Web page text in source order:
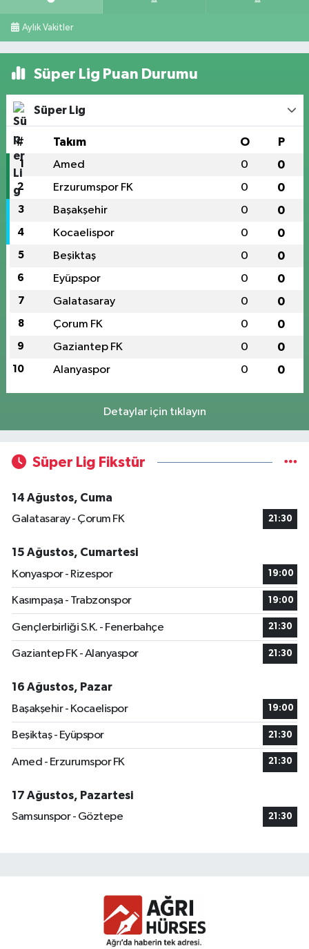
Aylık Vakitler
Süper Lig Puan Durumu
Süper Lig
# Takım O P
1 Amed 0 0
2 Erzurumspor FK 0 0
3 Başakşehir 0 0
4 Kocaelispor 0 0
5 Beşiktaş 0 0
6 Eyüpspor 0 0
7 Galatasaray 0 0
8 Çorum FK 0 0
9 Gaziantep FK 0 0
10 Alanyaspor 0 0
Detaylar için tıklayın
Süper Lig Fikstür
14 Ağustos, Cuma
Galatasaray - Çorum FK
21:30
15 Ağustos, Cumartesi
Konyaspor - Rizespor
19:00
Kasımpaşa - Trabzonspor 19:00
Gençlerbirliği S.K. - Fenerbahçe 21:30
Gaziantep FK - Alanyaspor 21:30
16 Ağustos, Pazar
Başakşehir - Kocaelispor
19:00
Beşiktaş - Eyüpspor 21:30
Amed - Erzurumspor FK 21:30
17 Ağustos, Pazartesi
Samsunspor - Göztepe
21:30